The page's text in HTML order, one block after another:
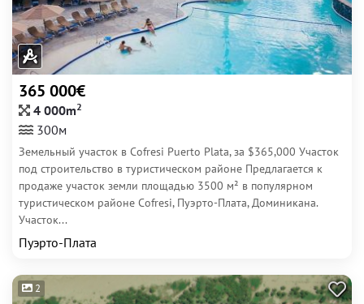
365 000€
4 000m2
300м
Земельный участок в Cofresi Puerto Plata, за $365,000 Участок
под строительство в туристическом районе Предлагается к
продаже участок земли площадью 3500 м² в популярном
туристическом районе Cofresi, Пуэрто-Плата, Доминикана.
Участок...
Пуэрто-Плата
2